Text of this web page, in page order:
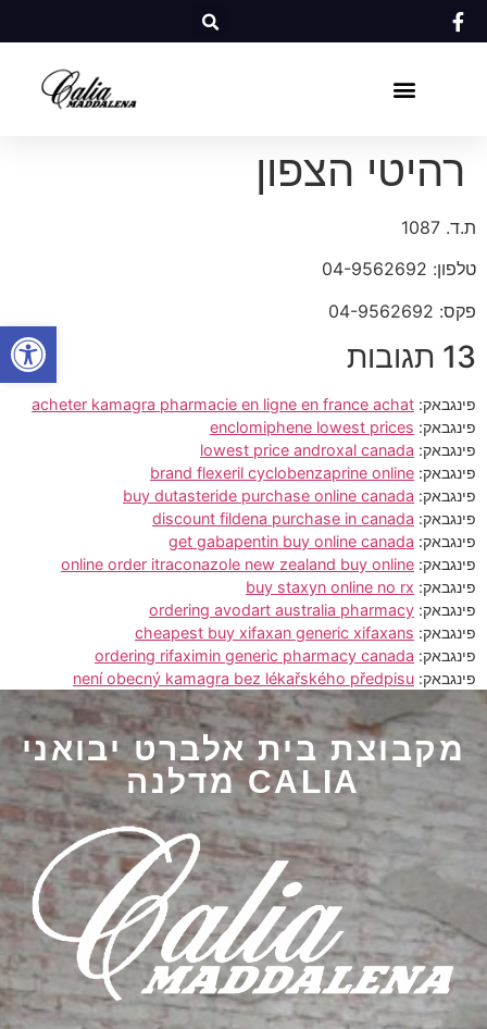
פתח
רהיטי הצפון
ת.ד. 1087
טלפון: 04-9562692
פקס: 04-9562692
13 תגובות
פינגבאק: acheter kamagra pharmacie en ligne en france achat
פינגבאק: enclomiphene lowest prices
פינגבאק: lowest price androxal canada
פינגבאק: brand flexeril cyclobenzaprine online
פינגבאק: buy dutasteride purchase online canada
פינגבאק: discount fildena purchase in canada
פינגבאק: get gabapentin buy online canada
פינגבאק: online order itraconazole new zealand buy online
פינגבאק: buy staxyn online no rx
פינגבאק: ordering avodart australia pharmacy
פינגבאק: cheapest buy xifaxan generic xifaxans
פינגבאק: ordering rifaximin generic pharmacy canada
פינגבאק: není obecný kamagra bez lékařského předpisu
מקבוצת בית אלברט יבואני
CALIA מדלנה